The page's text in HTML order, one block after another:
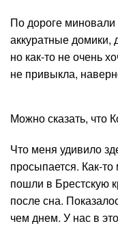
По дороге миновали
аккуратные домики,
но как-то не очень
не привыкла,
Можно сказать, что
Что меня удивило
просыпается. Как-
пошли в Брестскую
после сна.
чем днем. У нас в